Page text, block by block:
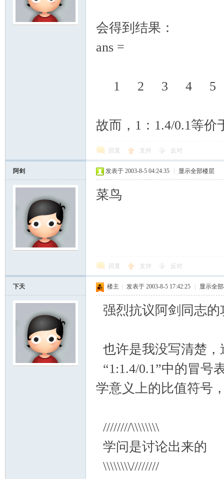
会得到结果：
ans =
1 2 3 4 5
故而，1：1.4/0.1等价
回复 支持 反对
阿剑 发表于 2003-8-5 04:24:35 显示全部楼层
菜鸟
回复 支持 反对
下天 楼主 发表于 2003-8-5 17:42:25 显示全
强烈抗议阿剑同志
也许是我没写清楚
“1:1.4/0.1”中的冒号
学意义上的比值符号
////////\\\\\\\\
学问是讨论出来的
\\\\\\\\////////